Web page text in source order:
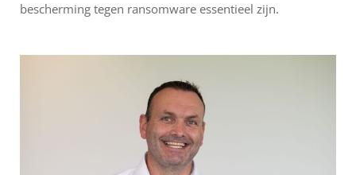
bescherming tegen ransomware essentieel zijn.